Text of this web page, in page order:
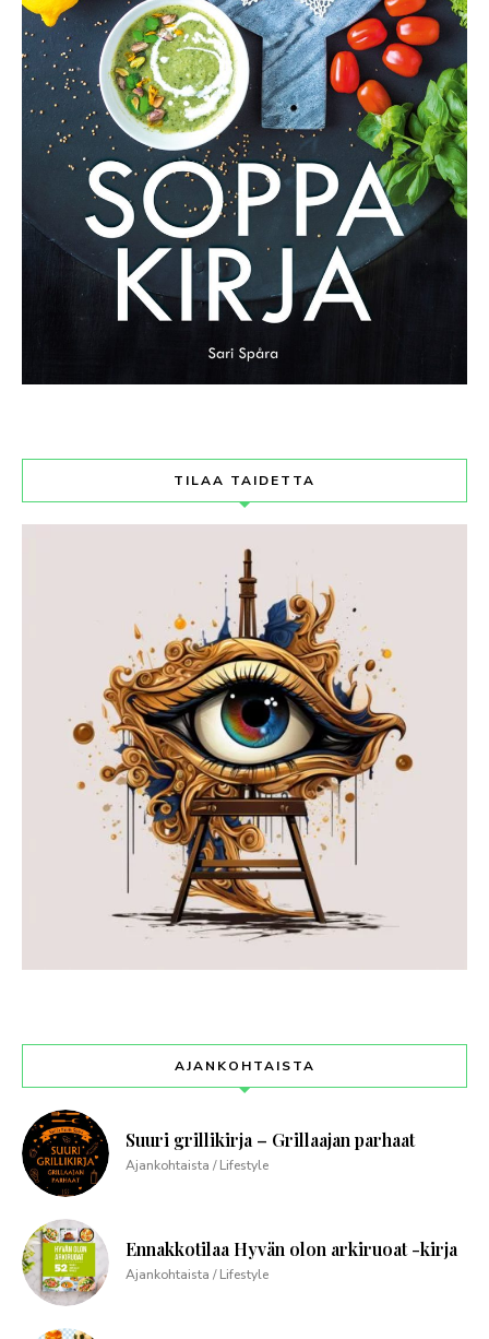
TILAA TAIDETTA
AJANKOHTAISTA
Suuri grillikirja – Grillaajan parhaat
Ajankohtaista / Lifestyle
Ennakkotilaa Hyvän olon arkiruoat -kirja
Ajankohtaista / Lifestyle